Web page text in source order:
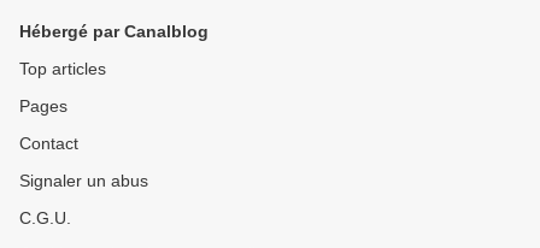
Hébergé par Canalblog
Top articles
Pages
Contact
Signaler un abus
C.G.U.